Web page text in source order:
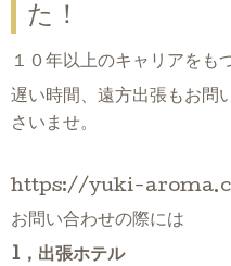
た！
１０年以上のキャリアをも
遅い時間、遠方出張もお問
さいませ。
https://yuki-
お問い合わせの際には
1，出張ホテル